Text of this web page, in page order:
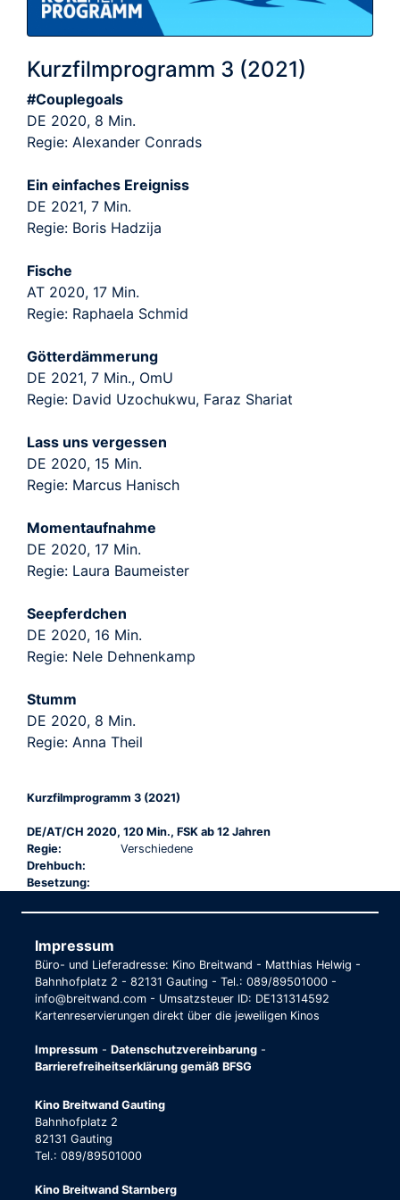
Kurzfilmprogramm 3 (2021)
#Couplegoals
DE 2020, 8 Min.
Regie: Alexander Conrads
Ein einfaches Ereigniss
DE 2021, 7 Min.
Regie: Boris Hadzija
Fische
AT 2020, 17 Min.
Regie: Raphaela Schmid
Götterdämmerung
DE 2021, 7 Min., OmU
Regie: David Uzochukwu, Faraz Shariat
Lass uns vergessen
DE 2020, 15 Min.
Regie: Marcus Hanisch
Momentaufnahme
DE 2020, 17 Min.
Regie: Laura Baumeister
Seepferdchen
DE 2020, 16 Min.
Regie: Nele Dehnenkamp
Stumm
DE 2020, 8 Min.
Regie: Anna Theil
Kurzfilmprogramm 3 (2021)
DE/AT/CH 2020, 120 Min., FSK ab 12 Jahren
Regie:
Verschiedene
Drehbuch:
Besetzung:
Impressum
Büro- und Lieferadresse: Kino Breitwand - Matthias Helwig -
Bahnhofplatz 2 - 82131 Gauting - Tel.: 089/89501000 -
info@breitwand.com - Umsatzsteuer ID: DE131314592
Kartenreservierungen direkt über die jeweiligen Kinos
Impressum - Datenschutzvereinbarung -
Barrierefreiheitserklärung gemäß BFSG
Kino Breitwand Gauting
Bahnhofplatz 2
82131 Gauting
Tel.: 089/89501000
Kino Breitwand Starnberg